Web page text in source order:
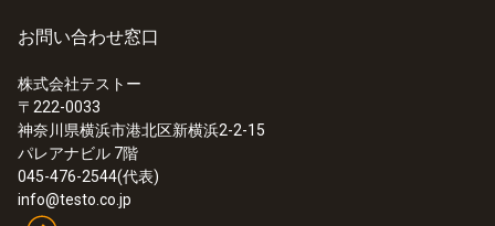
:0572 1767
testo 176 P1 - 温湿度・大気圧データロ
ガー
¥130,000
お問い合わせ窓口
株式会社テストー
〒222-0033
神奈川県横浜市港北区新横浜2-2-15
パレアナビル 7階
045-476-2544(代表)
info@testo.co.jp